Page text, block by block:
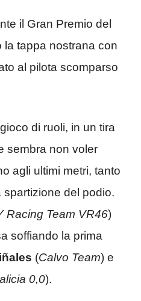
il Gran Premio del
la tappa nostrana con
al pilota scomparso
di ruoli, in un tira
sembra non voler
agli ultimi metri, tanto
del podio.
Racing Team VR46)
soffiando la prima
(Calvo Team) e
0,0).